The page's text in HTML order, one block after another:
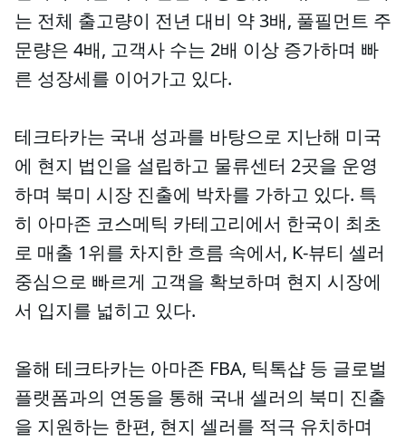
는 전체 출고량이 전년 대비 약 3배, 풀필먼트 주
문량은 4배, 고객사 수는 2배 이상 증가하며 빠
른 성장세를 이어가고 있다.
테크타카는 국내 성과를 바탕으로 지난해 미국
에 현지 법인을 설립하고 물류센터 2곳을 운영
하며 북미 시장 진출에 박차를 가하고 있다. 특
히 아마존 코스메틱 카테고리에서 한국이 최초
로 매출 1위를 차지한 흐름 속에서, K-뷰티 셀러
중심으로 빠르게 고객을 확보하며 현지 시장에
서 입지를 넓히고 있다.
올해 테크타카는 아마존 FBA, 틱톡샵 등 글로벌
플랫폼과의 연동을 통해 국내 셀러의 북미 진출
을 지원하는 한편, 현지 셀러를 적극 유치하며